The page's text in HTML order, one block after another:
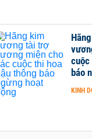
cuộc
báo
KINH